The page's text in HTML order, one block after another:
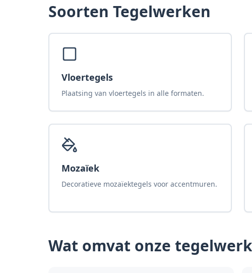
Soorten Tegelwerken
Vloertegels
Plaatsing van vloertegels in alle formaten.
Mozaïek
Decoratieve mozaïektegels voor accentmuren.
Wat omvat onze